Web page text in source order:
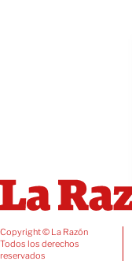
Copyright © La Razón
Todos los derechos
reservados